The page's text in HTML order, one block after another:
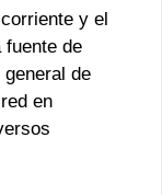
y el
fuente de
de
en